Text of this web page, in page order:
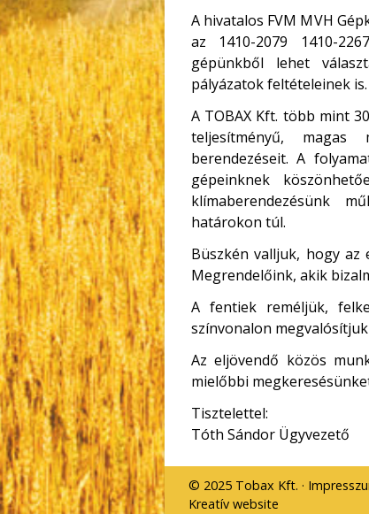
A hivatalos FVM MVH
az 1410-2079 1410-
gépünkből lehet
pályázatok feltételeinek is.
A TOBAX Kft. több mint
teljesítményű, magas
berendezéseit. A
gépeinknek
klímaberendezésünk
határokon túl.
Büszkén valljuk, hogy
Megrendelőink, akik
A fentiek reméljük,
színvonalon
Az eljövendő közös
mielőbbi
Tisztelettel:
Tóth Sándor Ügyvezető
© 2025 Tobax Kft.
Kreatív website